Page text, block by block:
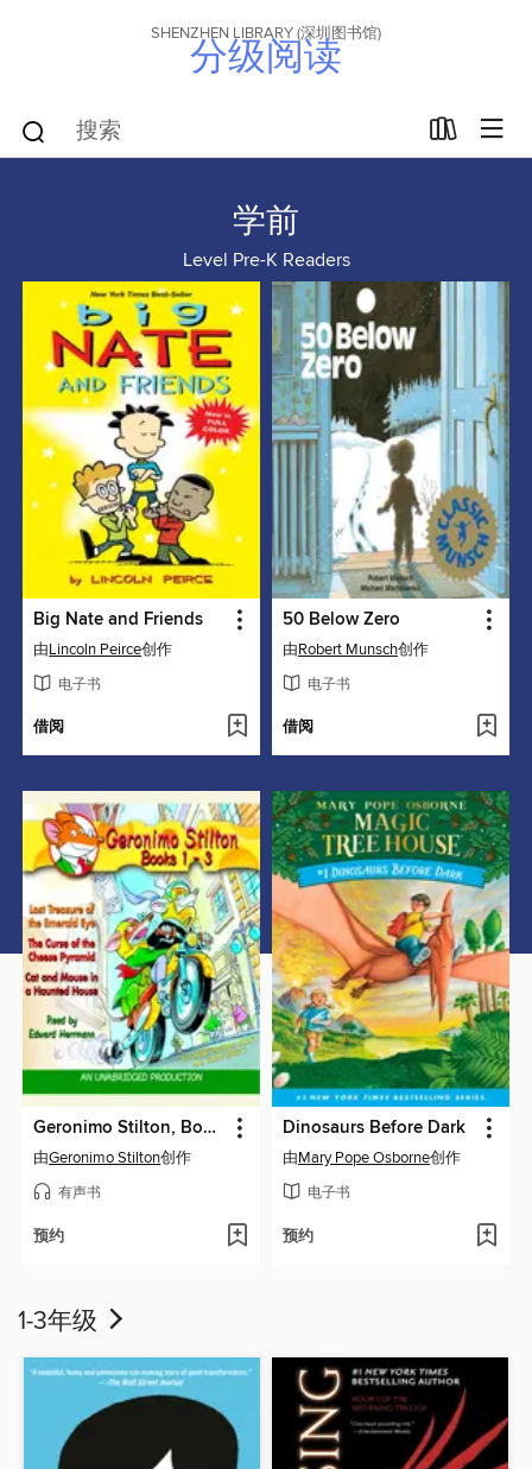
SHENZHEN LIBRARY (深圳图书馆)
分级阅读
学前
Level Pre-K Readers
Big Nate and Friends
由Lincoln Peirce创作
电子书
借阅
50 Below Zero
由Robert Munsch创作
电子书
借阅
Geronimo Stilton, Books 1-3
由Geronimo Stilton创作
有声书
预约
Dinosaurs Before Dark
由Mary Pope Osborne创作
电子书
预约
1-3年级